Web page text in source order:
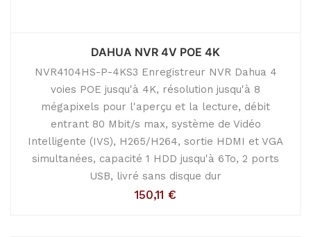
DAHUA NVR 4V POE 4K
NVR4104HS-P-4KS3 Enregistreur NVR Dahua 4
voies POE jusqu'à 4K, résolution jusqu'à 8
mégapixels pour l'aperçu et la lecture, débit
entrant 80 Mbit/s max, système de Vidéo
Intelligente (IVS), H265/H264, sortie HDMI et VGA
simultanées, capacité 1 HDD jusqu'à 6To, 2 ports
USB, livré sans disque dur
150,11 €